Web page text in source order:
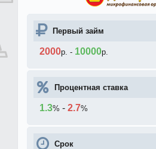
Первый займ
2000р. - 10000р.
Процентная ставка
1.3% - 2.7%
Срок